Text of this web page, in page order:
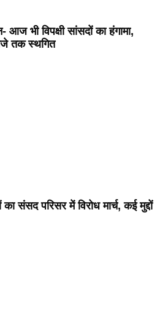
भी विपक्षी सांसदों का हंगामा,
तक स्थगित
संसद परिसर में विरोध मार्च, कई मुद्दों